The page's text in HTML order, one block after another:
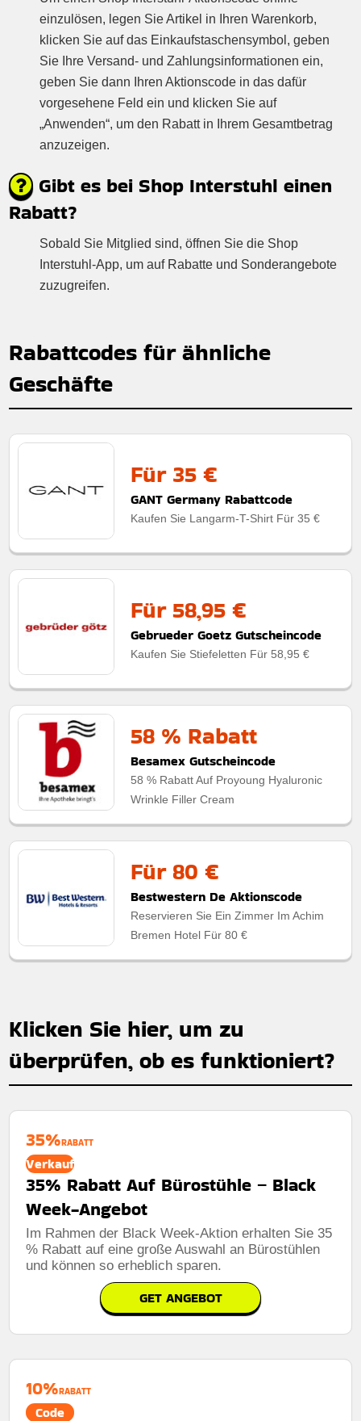
einzulösen, legen Sie Artikel in Ihren Warenkorb,
klicken Sie auf das Einkaufstaschensymbol, geben
Sie Ihre Versand- und Zahlungsinformationen ein,
geben Sie dann Ihren Aktionscode in das dafür
vorgesehene Feld ein und klicken Sie auf
„Anwenden“, um den Rabatt in Ihrem Gesamtbetrag
anzuzeigen.
Gibt es bei Shop Interstuhl einen
Rabatt?
Sobald Sie Mitglied sind, öffnen Sie die Shop
Interstuhl-App, um auf Rabatte und Sonderangebote
zuzugreifen.
Rabattcodes für ähnliche
Geschäfte
Für 35 €
GANT Germany Rabattcode
Kaufen Sie Langarm-T-Shirt Für 35 €
Für 58,95 €
Gebrueder Goetz Gutscheincode
Kaufen Sie Stiefeletten Für 58,95 €
58 % Rabatt
Besamex Gutscheincode
58 % Rabatt Auf Proyoung Hyaluronic
Wrinkle Filler Cream
Für 80 €
Bestwestern De Aktionscode
Reservieren Sie Ein Zimmer Im Achim
Bremen Hotel Für 80 €
Klicken Sie hier, um zu
überprüfen, ob es funktioniert?
35%RABATT
Verkauf
35% Rabatt Auf Bürostühle – Black
Week-Angebot
Im Rahmen der Black Week-Aktion erhalten Sie 35
% Rabatt auf eine große Auswahl an Bürostühlen
und können so erheblich sparen.
GET ANGEBOT
10%RABATT
Code